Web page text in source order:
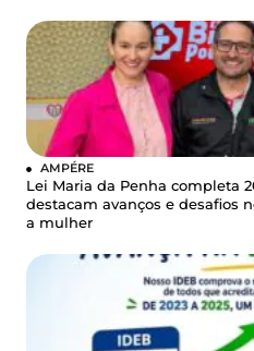
AMPÉRE
Lei Maria da Penha completa
destacam avanços e desafios
a mulher